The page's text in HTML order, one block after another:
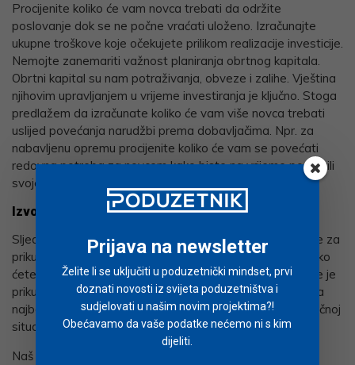
Procijenite koliko će vam novca trebati da održite
poslovanje dok se ne počne vraćati uloženo. Izračunajte
ukupne troškove koje očekujete prilikom realizacije investicije.
Nemojte zanemariti važnost planiranja obrtnog kapitala.
Obrtni kapital su nam potraživanja, obveze i zalihe. Vještina
njihovim upravljanjem u vrijeme investiranja je ključno. Stoga
predlažem da izračunate koliko će vam više novca trebati
uslijed povećanja narudžbi prema dobavljačima. Npr. za
nabavljenu opremu procijenite koliko će vam se povećati
redovna potreba za novcem kako biste na vrijeme podmirili
svoje obveze.
Izvori financiranja
Sljedeći korak u izradi plana investicija je razvoj strategije za
prikupljanje kapitala. Ova bi strategija trebala navesti kako
ćete prikupiti svaku tranšu dodatnog ulaganja i kada ćete je
prikupiti. Postoji niz različitih načina prikupljanja kapitala, a
najbolji način prikupljanja kapitala ovisit će o vašoj specifičnoj
situaciji.
Naš startup iz primjera odlučio se za kombinaciju
Prijava na newsletter
Želite li se uključiti u poduzetnički mindset, prvi
doznati novosti iz svijeta poduzetništva i
sudjelovati u našim novim projektima?!
Obećavamo da vaše podatke nećemo ni s kim
dijeliti.